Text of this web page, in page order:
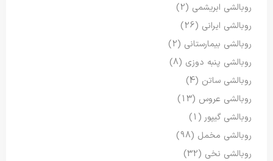
روبالشی ابریشمی (2)
روبالشی ایرانی (26)
روبالشی بیمارستانی (2)
روبالشی پنبه دوزی (8)
روبالشی ساتن (4)
روبالشی عروس (13)
روبالشی گیپور (1)
روبالشی مخمل (98)
روبالشی نخی (32)